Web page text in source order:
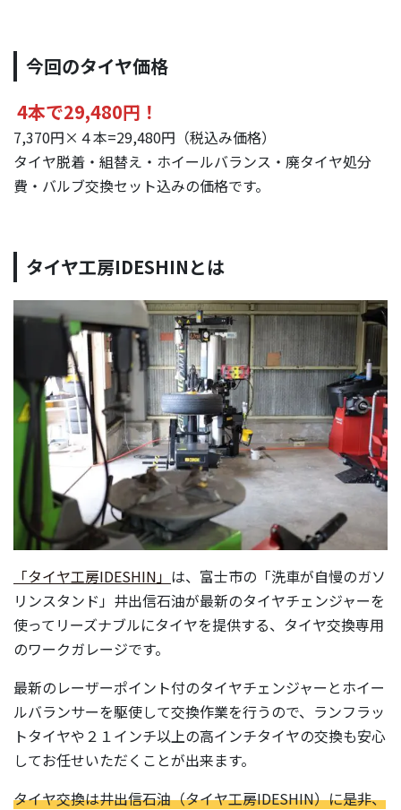
今回のタイヤ価格
4本で29,480円！
7,370円×４本=29,480円（税込み価格）
タイヤ脱着・組替え・ホイールバランス・廃タイヤ処分
費・バルブ交換セット込みの価格です。
タイヤ工房IDESHINとは
「タイヤ工房IDESHIN」 は、富士市の「洗車が自慢のガソ
リンスタンド」井出信石油が最新のタイヤチェンジャーを
使ってリーズナブルにタイヤを提供する、タイヤ交換専用
のワークガレージです。
最新のレーザーポイント付のタイヤチェンジャーとホイー
ルバランサーを駆使して交換作業を行うので、ランフラッ
トタイヤや２１インチ以上の高インチタイヤの交換も安心
してお任せいただくことが出来ます。
タイヤ交換は井出信石油（タイヤ工房IDESHIN）に是非、